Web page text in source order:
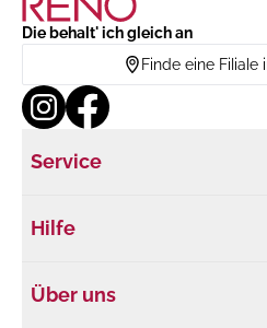
Die behalt' ich gleich an
Finde eine Filiale
Service
Hilfe
Über uns